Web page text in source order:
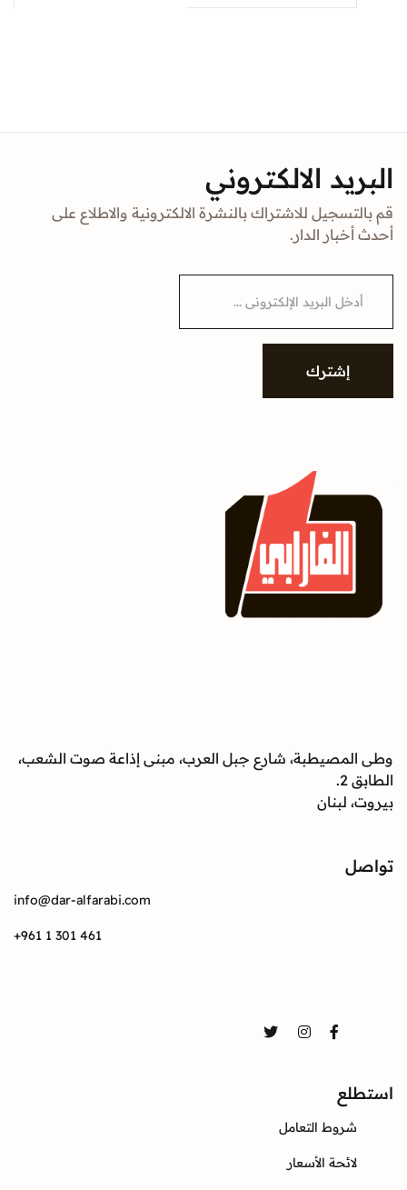
البريد الالكتروني
قم بالتسجيل للاشتراك بالنشرة الالكترونية والاطلاع على
أحدث أخبار الدار.
i
إشترك
وطى المصيطبة، شارع جبل العرب، مبنى إذاعة صوت الشعب،
الطابق 2.
بيروت، لبنان
تواصل
info@dar-alfarabi.com
+961 1 301 461
Facebook
Instagram
Twitter
استطلع
شروط التعامل
لائحة الأسعار